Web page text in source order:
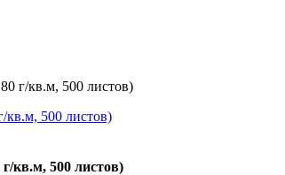
г/кв.м, 500 листов)
кв.м, 500 листов)